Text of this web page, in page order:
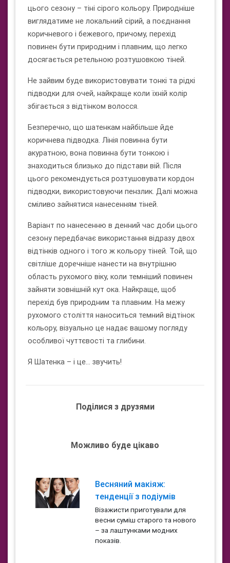
цього сезону – тіні сірого кольору. Природніше
виглядатиме не локальний сірий, а поєднання
коричневого і бежевого, причому, перехід
повинен бути природним і плавним, що легко
досягається ретельною розтушовкою тіней.
Не зайвим буде використовувати тонкі та рідкі
підводки для очей, найкраще коли їхній колір
збігається з відтінком волосся.
Безперечно, що шатенкам найбільше йде
коричнева підводка. Лінія повинна бути
акуратною, вона повинна бути тонкою і
знаходиться близько до підстави вій. Після
цього рекомендується розтушовувати кордон
підводки, використовуючи пензлик. Далі можна
сміливо зайнятися нанесенням тіней.
Варіант по нанесенню в денний час доби цього
сезону передбачає використання відразу двох
відтінків одного і того ж кольору тіней. Той, що
світліше доречніше нанести на внутрішню
область рухомого віку, коли темніший повинен
зайняти зовнішній кут ока. Найкраще, щоб
перехід був природним та плавним. На межу
рухомого століття наноситься темний відтінок
кольору, візуально це надає вашому погляду
особливої ​​чуттєвості та глибини.
Я Шатенка – і це… звучить!
Поділися з друзями
Можливо буде цікаво
Весняний макіяж:
тенденції з подіумів
Візажисти приготували для
весни суміш старого та нового
– за лаштунками модних
показів.